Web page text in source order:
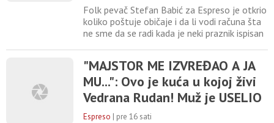
Folk pevač Stefan Babić za Espreso je otkrio
koliko poštuje običaje i da li vodi računa šta
ne sme da se radi kada je neki praznik ispisan
rekao je bivši učesnik takmičenja "Zvezde
Granda" za Espreso i potom dodao: 1 / 5
Foto: Privatna arhiva – Što se tiče običaja,
"MAJSTOR ME IZVREĐAO A JA
MU...": Ovo je kuća u kojoj živi
Vedrana Rudan! Muž je USELIO
u RUŠEVINU, ONA SE ZGROZILA
Espreso | pre 16 sati